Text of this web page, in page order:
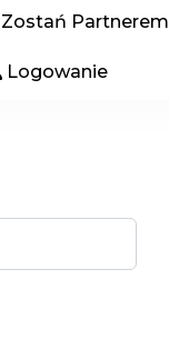
Zostań Partnerem
Logowanie